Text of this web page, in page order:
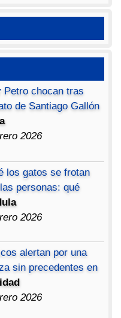
Petro chocan tras
de Santiago Gallón
2026
los gatos se frotan
personas: qué
2026
alertan por una
sin precedentes en
2026